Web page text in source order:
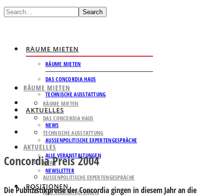
Search
RÄUME MIETEN
RÄUME MIETEN
DAS CONCORDIA HAUS
TECHNISCHE AUSSTATTUNG
AKTUELLES
NEWS
AUSSENPOLITISCHE EXPERTENGESPRÄCHE
ALLE VERANSTALTUNGEN
NEWSLETTER
POSITIONEN
RÄUME MIETEN
RÄUME MIETEN
DAS CONCORDIA HAUS
TECHNISCHE AUSSTATTUNG
AKTUELLES
NEWS
AUSSENPOLITISCHE EXPERTENGESPRÄCHE
ALLE VERANSTALTUNGEN
Concordia Preis 2004
Die Publizistikpreise der Concordia gingen in diesem Jahr an die